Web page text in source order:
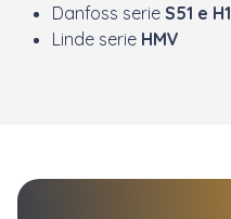
Danfoss serie S51 e H1
Linde serie HMV